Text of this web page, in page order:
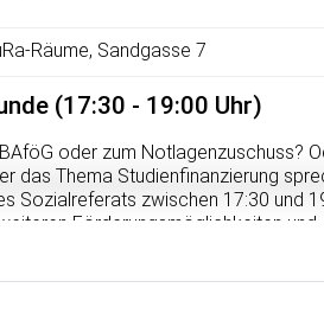
Räume, Sandgasse 7
(17:30 - 19:00 Uhr)
oder zum Notlagenzuschuss?
das Thema Studienfinanzierung
Sozialreferats zwischen 17:30 und
Förderungsmöglichkeiten und
zwingend erforderlich, kommt